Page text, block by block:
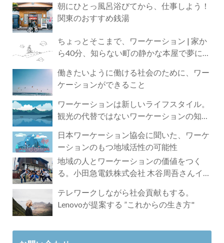
朝にひとっ風呂浴びてから、仕事しよう！
関東のおすすめ銭湯
ちょっとそこまで、ワーケーション | 家か
ら40分、知らない町の静かな本屋で夢に近
働きたいように働ける社会のために、ワー
ケーションができること
ワーケーションは新しいライフスタイル。
観光の代替ではないワーケーションの知ら
日本ワーケーション協会に聞いた、ワーケ
ーションのもつ地域活性の可能性
地域の人とワーケーションの価値をつく
る。小田急電鉄株式会社 木谷周吾さんイン
テレワークしながら社会貢献もする。
Lenovoが提案する ”これからの生き方"